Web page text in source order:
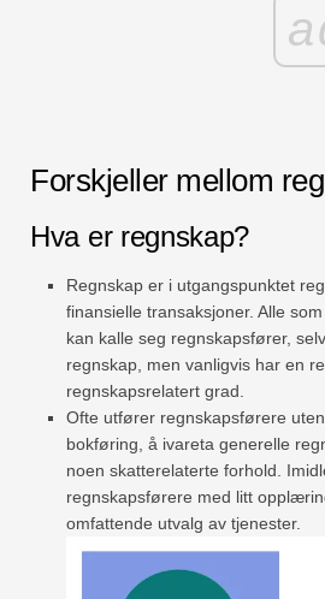
Forskjeller mellom
Hva er regnskap?
Regnskap er i utgangspunktet
finansielle transaksjoner. Alle
kan kalle seg regnskapsfører,
regnskap, men vanligvis har en
regnskapsrelatert grad.
Ofte utfører regnskapsførere
bokføring, å ivareta generelle
noen skatterelaterte forhold.
regnskapsførere med litt
omfattende utvalg av tjenester.